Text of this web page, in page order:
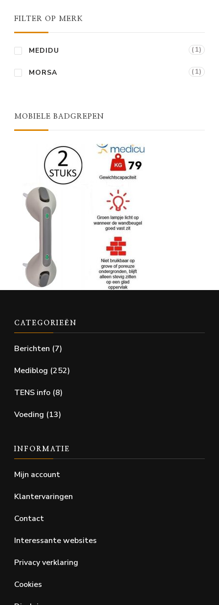
FILTER OP MERK
MEDIDU (1)
MORSA (1)
MOBIELE BADGREPEN
CATEGORIEËN
Berichten (7)
Mediblog (252)
TENS info (8)
Voeding (13)
INFORMATIE
Mijn account
Klantervaringen
Contact
Interessante websites
Privacy verklaring
Cookies